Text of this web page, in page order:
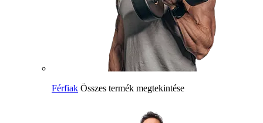
Férfiak Összes termék megtekintése